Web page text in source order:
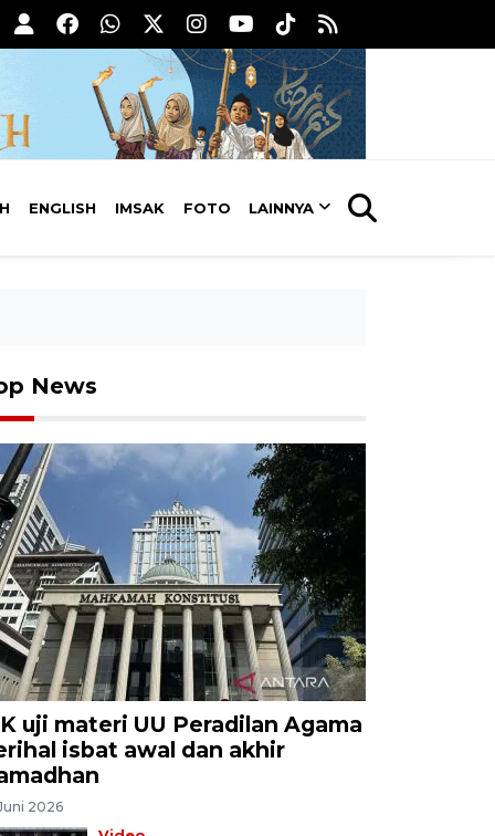
ENGLISH IMSAK FOTO LAINNYA
News
uji materi UU Peradilan Agama
isbat awal dan akhir
2026